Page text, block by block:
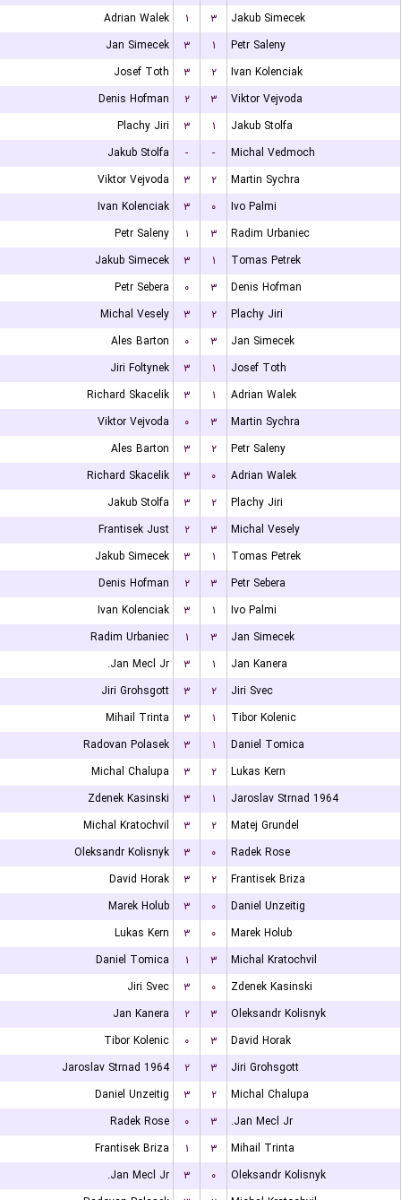
Adrian Walek ۱ ۳
Jakub Simecek
Jan Simecek
۳ ۱
Petr Saleny
Josef Toth
۳ ۲
Ivan Kolenciak
Denis Hofman
۲ ۳
Viktor Vejvoda
Plachy Jiri
۳ ۱
Jakub Stolfa
Jakub Stolfa
- -
Michal Vedmoch
Viktor Vejvoda
۳ ۲
Martin Sychra
Ivan Kolenciak
۳ ۰
Ivo Palmi
Petr Saleny
۱ ۳
Radim Urbaniec
Jakub Simecek
۳ ۱
Tomas Petrek
Petr Sebera
۰ ۳
Denis Hofman
Michal Vesely
۳ ۲
Plachy Jiri
Ales Barton
۰ ۳
Jan Simecek
Jiri Foltynek
۳ ۱
Josef Toth
Richard Skacelik
۳ ۱
Adrian Walek
Viktor Vejvoda
۰ ۳
Martin Sychra
Ales Barton
۳ ۲
Petr Saleny
Richard Skacelik
۳ ۰
Adrian Walek
Jakub Stolfa
۳ ۲
Plachy Jiri
Frantisek Just
۲ ۳
Michal Vesely
Jakub Simecek
۳ ۱
Tomas Petrek
Denis Hofman
۲ ۳
Petr Sebera
Ivan Kolenciak
۳ ۱
Ivo Palmi
Radim Urbaniec
۱ ۳
Jan Simecek
Jan Mecl Jr.
۳ ۱
Jan Kanera
Jiri Grohsgott
۳ ۲
Jiri Svec
Mihail Trinta
۳ ۱
Tibor Kolenic
Radovan Polasek
۳ ۱
Daniel Tomica
Michal Chalupa
۳ ۲
Lukas Kern
Zdenek Kasinski
۳ ۱
Jaroslav Strnad 1964
Michal Kratochvil
۳ ۲
Matej Grundel
Oleksandr Kolisnyk
۳ ۰
Radek Rose
David Horak
۳ ۲
Frantisek Briza
Marek Holub
۳ ۰
Daniel Unzeitig
Lukas Kern
۳ ۰
Marek Holub
Daniel Tomica
۱ ۳
Michal Kratochvil
Jiri Svec
۳ ۰
Zdenek Kasinski
Jan Kanera
۲ ۳
Oleksandr Kolisnyk
Tibor Kolenic
۰ ۳
David Horak
Jaroslav Strnad 1964
۲ ۳
Jiri Grohsgott
Daniel Unzeitig
۳ ۲
Michal Chalupa
Radek Rose
۰ ۳
Jan Mecl Jr.
Frantisek Briza
۱ ۳
Mihail Trinta
Jan Mecl Jr.
۳ ۰
Oleksandr Kolisnyk